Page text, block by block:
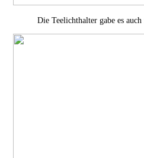
Die Teelichthalter gabe es